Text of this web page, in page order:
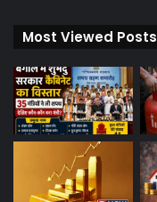
Most Viewed Posts